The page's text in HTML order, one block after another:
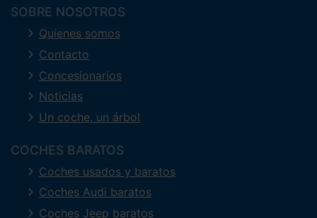
SOBRE NOSOTROS
Quienes somos
Contacto
Concesionarios
Noticias
Un coche, un árbol
COCHES BARATOS
Coches usados y baratos
Coches Audi baratos
Coches Jeep baratos